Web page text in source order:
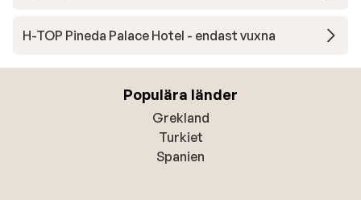
H-TOP Pineda Palace Hotel - endast vuxna
Populära länder
Grekland
Turkiet
Spanien